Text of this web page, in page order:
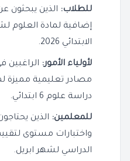
للطلاب: الذين يبحثون
إضافية لمادة العلوم
الابتدائي 2026.
لأولياء الأمور: الراغبين
مصادر تعليمية مميزة
دراسة علوم 6 ابتدائي.
للمعلمين: الذين
واختبارات مستوى
الدراسي لشهر ابريل.